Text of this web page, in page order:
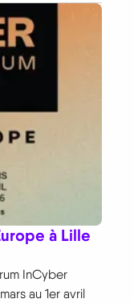
à Lille
InCyber
au 1er avril